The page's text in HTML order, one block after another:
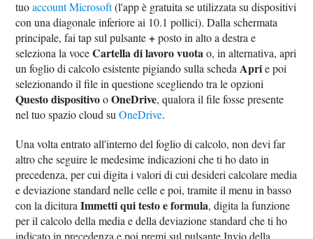
tuoaccount Microsoft(l'app è gratuita se utilizzata su dispositivi
con una diagonale inferiore ai 10.1 pollici). Dalla schermata
principale, fai tap sul pulsante+posto in alto a destra e
seleziona la voceCartella di lavoro vuotao, in alternativa, apri
un foglio di calcolo esistente pigiando sulla scheda Aprie poi
selezionando il file in questione scegliendo tra le opzioni
Questo dispositivooOneDrive, qualora il file fosse presente
nel tuo spazio cloud suOneDrive.
Una volta entrato all'interno del foglio di calcolo, non devi far
altro che seguire le medesime indicazioni che ti ho dato in
precedenza, per cui digita i valori di cui desideri calcolare media
e deviazione standard nelle celle e poi, tramite il menu in basso
con la dicituraImmetti qui testo e formula, digita la funzione
per il calcolo della media e della deviazione standard che ti ho
indicato in precedenza e poi premi sul pulsante Invio della